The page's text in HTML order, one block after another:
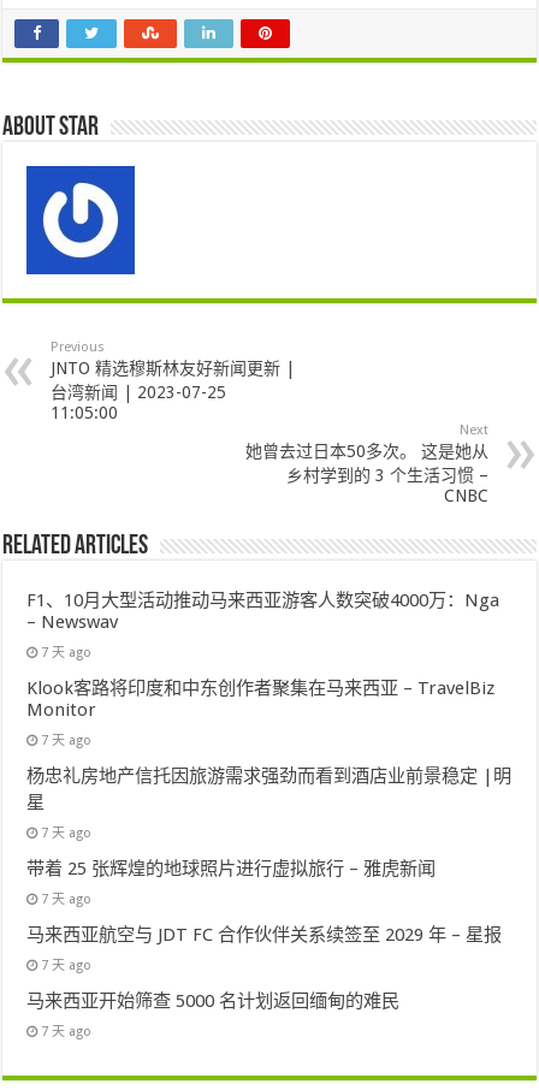
About star
Previous
JNTO 精选穆斯林友好新闻更新 |
台湾新闻 | 2023-07-25
11:05:00
Next
她曾去过日本50多次。 这是她从
乡村学到的 3 个生活习惯 –
CNBC
Related Articles
F1、10月大型活动推动马来西亚游客人数突破4000万：Nga
– Newswav
7 天 ago
Klook客路将印度和中东创作者聚集在马来西亚 – TravelBiz
Monitor
7 天 ago
杨忠礼房地产信托因旅游需求强劲而看到酒店业前景稳定 |明
星
7 天 ago
带着 25 张辉煌的地球照片进行虚拟旅行 – 雅虎新闻
7 天 ago
马来西亚航空与 JDT FC 合作伙伴关系续签至 2029 年 – 星报
7 天 ago
马来西亚开始筛查 5000 名计划返回缅甸的难民
7 天 ago